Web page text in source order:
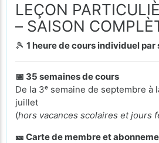
LEÇON
– SAISON
🎾 1 heure de cours individuel par
📅 35 semaines de cours
De la 3ᵉ semaine de septembre à
juillet
(hors vacances scolaires et jours
🎫 Carte de membre et